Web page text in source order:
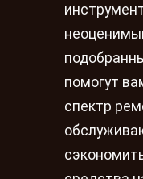
помогут
спектр